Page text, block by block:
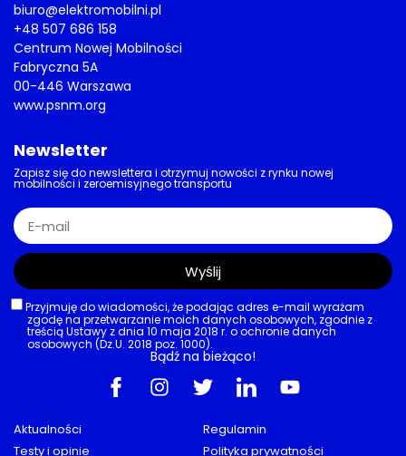
biuro@elektromobilni.pl
+48 507 686 158
Centrum Nowej Mobilności
Fabryczna 5A
00-446 Warszawa
www.psnm.org
Aktualności
Testy i opinie
Regulamin
Polityka prywatności
Newsletter
Zapisz się do newslettera i otrzymuj nowości z rynku nowej
mobilności i zeroemisyjnego transportu
Przyjmuję do wiadomości, że podając adres e-mail wyrażam
zgodę na przetwarzanie moich danych osobowych, zgodnie z
treścią Ustawy z dnia 10 maja 2018 r. o ochronie danych
osobowych (Dz.U. 2018 poz. 1000).
Wyślij
Bądź na bieżąco!